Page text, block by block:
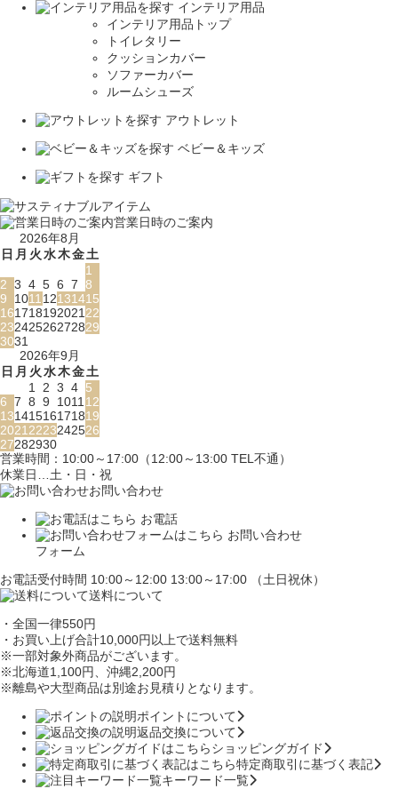
インテリア用品
インテリア用品トップ
トイレタリー
クッションカバー
ソファーカバー
ルームシューズ
アウトレット
ベビー＆キッズ
ギフト
営業日時のご案内
2026年8月
日 月 火水木金土
1
2 3 4 5 6 7 8
9
101112131415
16171819202122
23242526272829
3031
2026年9月
日 月 火水木金土
1 2 3 4 5
6 7 8 9 101112
13141516171819
20212223242526
27282930
営業時間：10:00～17:00（12:00～13:00 TEL不通）
休業日…土・日・祝
お問い合わせ
お電話
お問い合わせ
フォーム
お電話受付時間 10:00～12:00 13:00～17:00 （土日祝休）
送料について
・全国一律550円
・お買い上げ合計10,000円 以上で送料無料
※一部対象外商品がございます。
※北海道1,100円、沖縄2,200円
※離島や大型商品は別途お見積りとなります。
ポイントについて
返品交換について
ショッピングガイド
特定商取引に基づく表記
キーワード一覧